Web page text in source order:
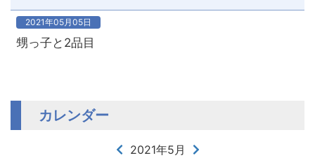
2021年05月05日
甥っ子と2品目
カレンダー
2021年5月